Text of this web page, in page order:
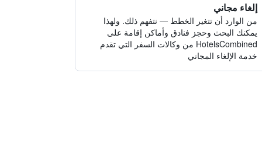
إلغاء مجاني
من الوارد أن تتغير الخطط — نتفهم ذلك. ولهذا
يمكنك البحث وحجز فنادق وأماكن إقامة على
HotelsCombined من وكالات السفر التي تقدم
خدمة الإلغاء المجاني